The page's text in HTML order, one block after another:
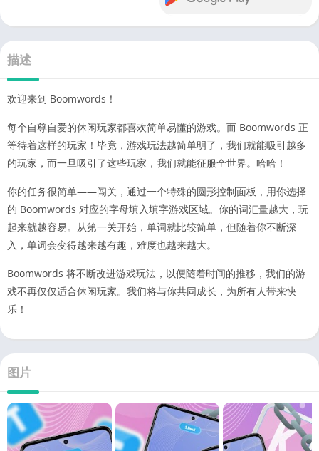
描述
欢迎来到 Boomwords！
每个自尊自爱的休闲玩家都喜欢简单易懂的游戏。而 Boomwords 正
等待着这样的玩家！毕竟，游戏玩法越简单明了，我们就能吸引越多
的玩家，而一旦吸引了这些玩家，我们就能征服全世界。哈哈！
你的任务很简单——闯关，通过一个特殊的圆形控制面板，用你选择
的 Boomwords 对应的字母填入填字游戏区域。你的词汇量越大，玩
起来就越容易。从第一关开始，单词就比较简单，但随着你不断深
入，单词会变得越来越有趣，难度也越来越大。
Boomwords 将不断改进游戏玩法，以便随着时间的推移，我们的游
戏不再仅仅适合休闲玩家。我们将与你共同成长，为所有人带来快
乐！
图片